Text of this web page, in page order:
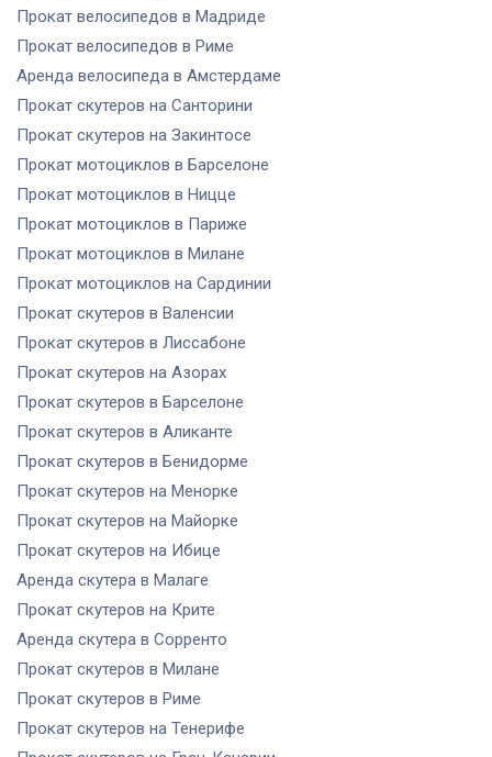
Прокат велосипедов в Мадриде
Прокат велосипедов в Риме
Аренда велосипеда в Амстердаме
Прокат скутеров на Санторини
Прокат скутеров на Закинтосе
Прокат мотоциклов в Барселоне
Прокат мотоциклов в Ницце
Прокат мотоциклов в Париже
Прокат мотоциклов в Милане
Прокат мотоциклов на Сардинии
Прокат скутеров в Валенсии
Прокат скутеров в Лиссабоне
Прокат скутеров на Азорах
Прокат скутеров в Барселоне
Прокат скутеров в Аликанте
Прокат скутеров в Бенидорме
Прокат скутеров на Менорке
Прокат скутеров на Майорке
Прокат скутеров на Ибице
Аренда скутера в Малаге
Прокат скутеров на Крите
Аренда скутера в Сорренто
Прокат скутеров в Милане
Прокат скутеров в Риме
Прокат скутеров на Тенерифе